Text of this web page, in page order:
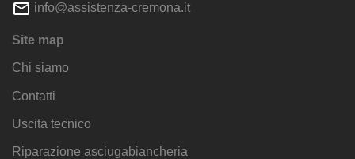
info@assistenza-cremona.it
Site map
Chi siamo
Contatti
Uscita tecnico
Riparazione asciugabiancheria